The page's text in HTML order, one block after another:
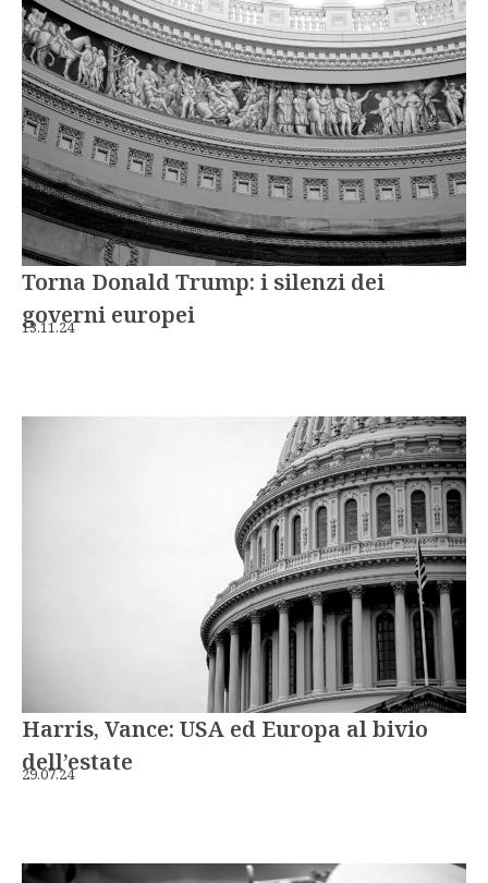
Torna Donald Trump: i silenzi dei
governi europei
13.11.24
Harris, Vance: USA ed Europa al bivio
dell’estate
29.07.24